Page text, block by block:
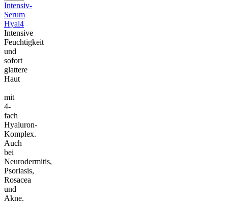
Intensiv-
Serum
Hyal4
Intensive
Feuchtigkeit
und
sofort
glattere
Haut
–
mit
4-
fach
Hyaluron-
Komplex.
Auch
bei
Neurodermitis,
Psoriasis,
Rosacea
und
Akne.